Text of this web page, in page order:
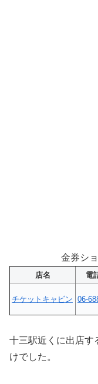
金券シ
店名 電
チケットキャビン 06-
十三駅近くに出店す
けでした。